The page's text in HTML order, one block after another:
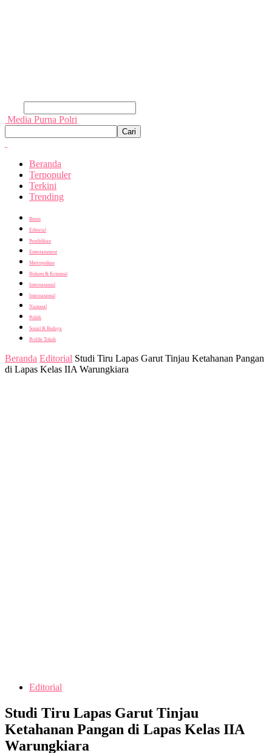
Media Purna Polri
Beranda
Terpopuler
Terkini
Trending
Bisnis
Editorial
Pendidikan
Entertainment
Metropolitan
Hukum & Kriminal
Internasional
Internasional
Nasional
Politik
Sosial & Budaya
Profile Tokoh
Beranda Editorial Studi Tiru Lapas Garut Tinjau Ketahanan Pangan
di Lapas Kelas IIA Warungkiara
Editorial
Studi Tiru Lapas Garut Tinjau
Ketahanan Pangan di Lapas Kelas IIA
Warungkiara